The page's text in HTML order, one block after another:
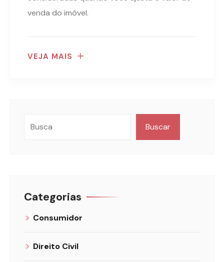
venda do imóvel.
VEJA MAIS
Buscar
Categorias
Consumidor
Direito Civil